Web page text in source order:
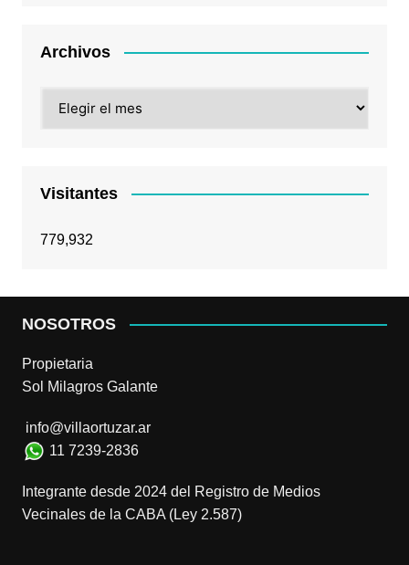
Archivos
Visitantes
779,932
NOSOTROS
Propietaria
Sol Milagros Galante
info@villaortuzar.ar
11 7239-2836
Integrante desde 2024 del Registro de Medios
Vecinales de la CABA (Ley 2.587)